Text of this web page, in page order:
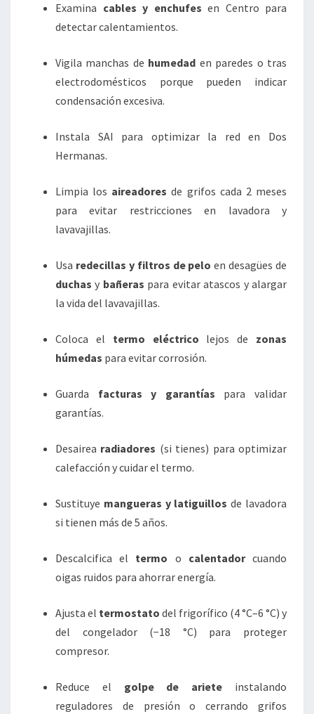
Examina cables y enchufes en Centro para
detectar calentamientos.
Vigila manchas de humedad en paredes o tras
electrodomésticos porque pueden indicar
condensación excesiva.
Instala SAI para optimizar la red en Dos
Hermanas.
Limpia los aireadores de grifos cada 2 meses
para evitar restricciones en lavadora y
lavavajillas.
Usa redecillas y filtros de pelo en desagües de
duchas y bañeras para evitar atascos y alargar
la vida del lavavajillas.
Coloca el termo eléctrico lejos de zonas
húmedas para evitar corrosión.
Guarda facturas y garantías para validar
garantías.
Desairea radiadores (si tienes) para optimizar
calefacción y cuidar el termo.
Sustituye mangueras y latiguillos de lavadora
si tienen más de 5 años.
Descalcifica el termo o calentadorcuando
oigas ruidos para ahorrar energía.
Ajusta el termostato del frigorífico (4 °C–6 °C) y
del congelador (−18 °C) para proteger
compresor.
Reduce el golpe de ariete instalando
reguladores de presión o cerrando grifos